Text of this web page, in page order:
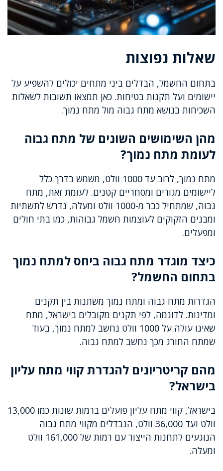
שאלות נפוצות
בתחום החשמל, הבדלים ביני מתחים יכולים להשפיע על
יישומים ועל תקנות בטיחות. כאן תמצאו תשובות לשאלות
השכיחות בנושא מתח גבוה מול מתח נמוך.
מהן השימושים השונים של מתח גבוה
לעומת מתח נמוך?
מתח נמוך, לרוב עד 1000 וולט, משמש בדרך כלל
ליישומים מגורים ומסחריים קטנים. לעומת זאת, מתח
גבוה, שמתחיל כבר מ-1000 וולט ומעלה, נדרש לתשתיות
ומבנים הזקוקים לעוצמות חשמל גבוהות, כמו בתי חולים
ומפעלים.
כיצד מוגדר מתח גבוה ביחס למתח נמוך
בתחום החשמל?
הגדרות מתח גבוה ומתח נמוך משתנות בין תקנים
ומדינות. לדוגמה, לפי תקנים מקובלים בישראל, מתח
שאינו עולה על 1000 וולט נחשב למתח נמוך, בעוד
שמתח החורג מכך נחשב למתח גבוה.
מהם קריטריונים להגדרת קווי מתח עליון
בישראל?
בישראל, קווי מתח עליון פועלים ברמות שונות כמו 13,000
וולט ועד 36,000 וולט, הנבדלים מקווי מתח גבוה
הנוגעים לתחנות הייצור עם רמות של 161,000 וולט
ומעלה.